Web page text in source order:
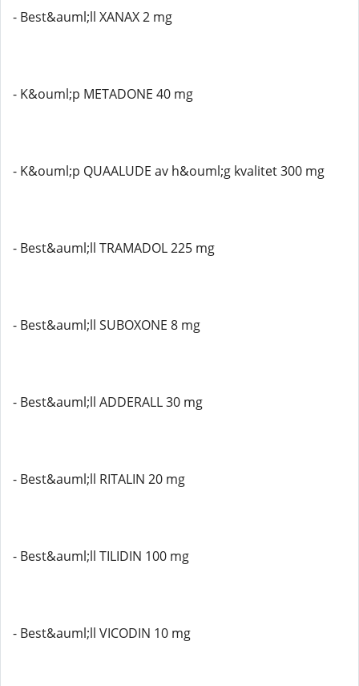
- Best&auml;ll XANAX 2 mg
- K&ouml;p METADONE 40 mg
- K&ouml;p QUAALUDE av h&ouml;g kvalitet 300 mg
- Best&auml;ll TRAMADOL 225 mg
- Best&auml;ll SUBOXONE 8 mg
- Best&auml;ll ADDERALL 30 mg
- Best&auml;ll RITALIN 20 mg
- Best&auml;ll TILIDIN 100 mg
- Best&auml;ll VICODIN 10 mg